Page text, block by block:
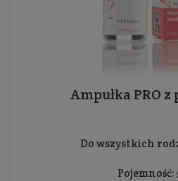
Ampułka PRO
Do wszystkich
Pojemność: